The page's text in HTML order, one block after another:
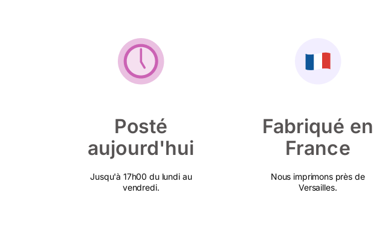
Posté
aujourd'hui
Jusqu'à 17h00 du lundi au
vendredi.
Fabriqué en
France
Nous imprimons près de
Versailles.